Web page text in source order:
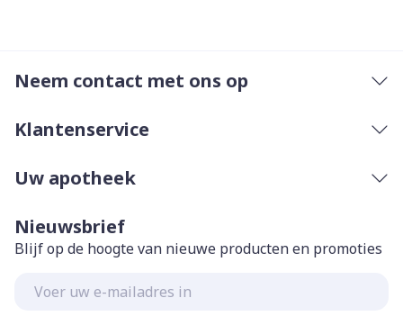
Neem contact met ons op
Klantenservice
Uw apotheek
Nieuwsbrief
Blijf op de hoogte van nieuwe producten en promoties